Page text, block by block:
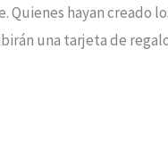
hayan creado
una tarjeta de